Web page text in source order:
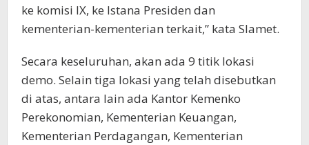
ke komisi IX, ke Istana Presiden dan
kementerian-kementerian terkait,” kata Slamet.
Secara keseluruhan, akan ada 9 titik lokasi
demo. Selain tiga lokasi yang telah disebutkan
di atas, antara lain ada Kantor Kemenko
Perekonomian, Kementerian Keuangan,
Kementerian Perdagangan, Kementerian